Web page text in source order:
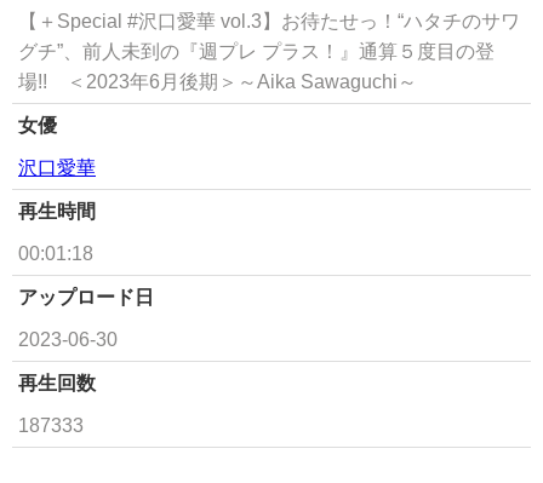
【＋Special #沢口愛華 vol.3】お待たせっ！“ハタチのサワ
グチ”、前人未到の『週プレ プラス！』通算５度目の登
場!! ＜2023年6月後期＞～Aika Sawaguchi～
女優
沢口愛華
再生時間
00:01:18
アップロード日
2023-06-30
再生回数
187333